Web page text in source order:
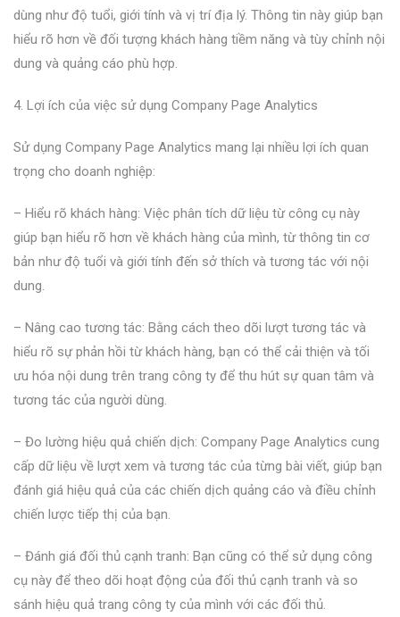
dùng như độ tuổi, giới tính và vị trí địa lý. Thông tin này giúp bạn
hiểu rõ hơn về đối tượng khách hàng tiềm năng và tùy chỉnh nội
dung và quảng cáo phù hợp.
4. Lợi ích của việc sử dụng Company Page Analytics
Sử dụng Company Page Analytics mang lại nhiều lợi ích quan
trọng cho doanh nghiệp:
– Hiểu rõ khách hàng: Việc phân tích dữ liệu từ công cụ này
giúp bạn hiểu rõ hơn về khách hàng của mình, từ thông tin cơ
bản như độ tuổi và giới tính đến sở thích và tương tác với nội
dung.
– Nâng cao tương tác: Bằng cách theo dõi lượt tương tác và
hiểu rõ sự phản hồi từ khách hàng, bạn có thể cải thiện và tối
ưu hóa nội dung trên trang công ty để thu hút sự quan tâm và
tương tác của người dùng.
– Đo lường hiệu quả chiến dịch: Company Page Analytics cung
cấp dữ liệu về lượt xem và tương tác của từng bài viết, giúp bạn
đánh giá hiệu quả của các chiến dịch quảng cáo và điều chỉnh
chiến lược tiếp thị của bạn.
– Đánh giá đối thủ cạnh tranh: Bạn cũng có thể sử dụng công
cụ này để theo dõi hoạt động của đối thủ cạnh tranh và so
sánh hiệu quả trang công ty của mình với các đối thủ.